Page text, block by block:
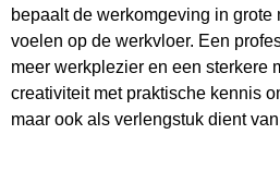
bepaalt de werkomgeving in
voelen op de werkvloer. Een
meer werkplezier en een sterkere
creativiteit met praktische kennis
maar ook als verlengstuk dient